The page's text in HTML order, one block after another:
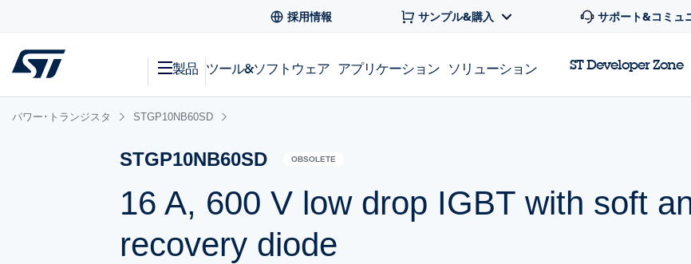
採用情報 サンプル&購入 サポート&コミュ
製品 ツール&ソフトウェア アプリケーション ソリューション ST Developer Zone
パワー･トランジスタ STGP10NB60SD
STGP10NB60SD OBSOLETE
16 A, 600 V low drop IGBT with soft
recovery diode